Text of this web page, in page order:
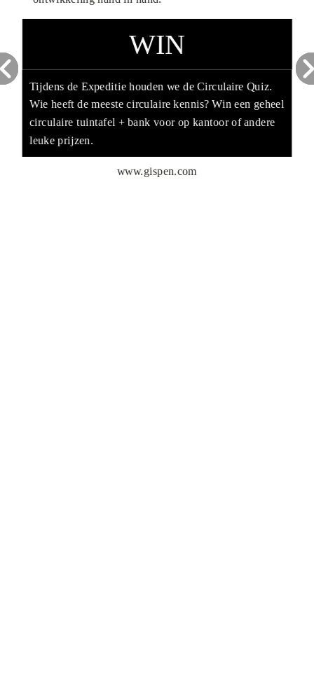
WIN
Tijdens de Expeditie houden we de Circulaire Quiz.
Wie heeft de meeste circulaire kennis? Win een geheel
circulaire tuintafel + bank voor op kantoor of andere
leuke prijzen.
www.gispen.com